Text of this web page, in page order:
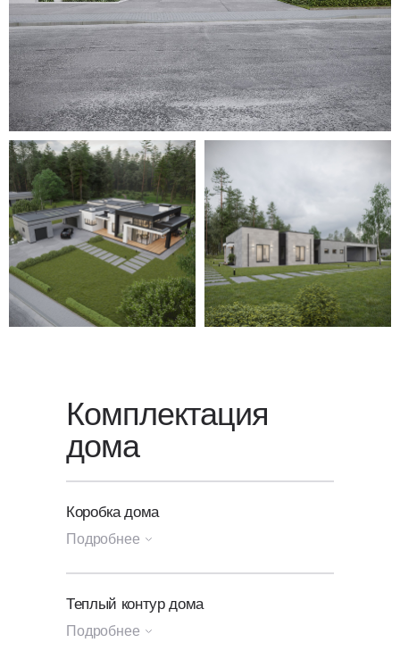
Для уточнения стоимости вашего
проекта свяжитесь с нами или
оставьте заявкуна обратный
звонок — мы свяжемся с вами
в ближайшее время.
Комплектация
дома
Коробка дома
Подробнее
Генплан участка
Посадка и разметка дома
Теплый контур дома
Подробнее